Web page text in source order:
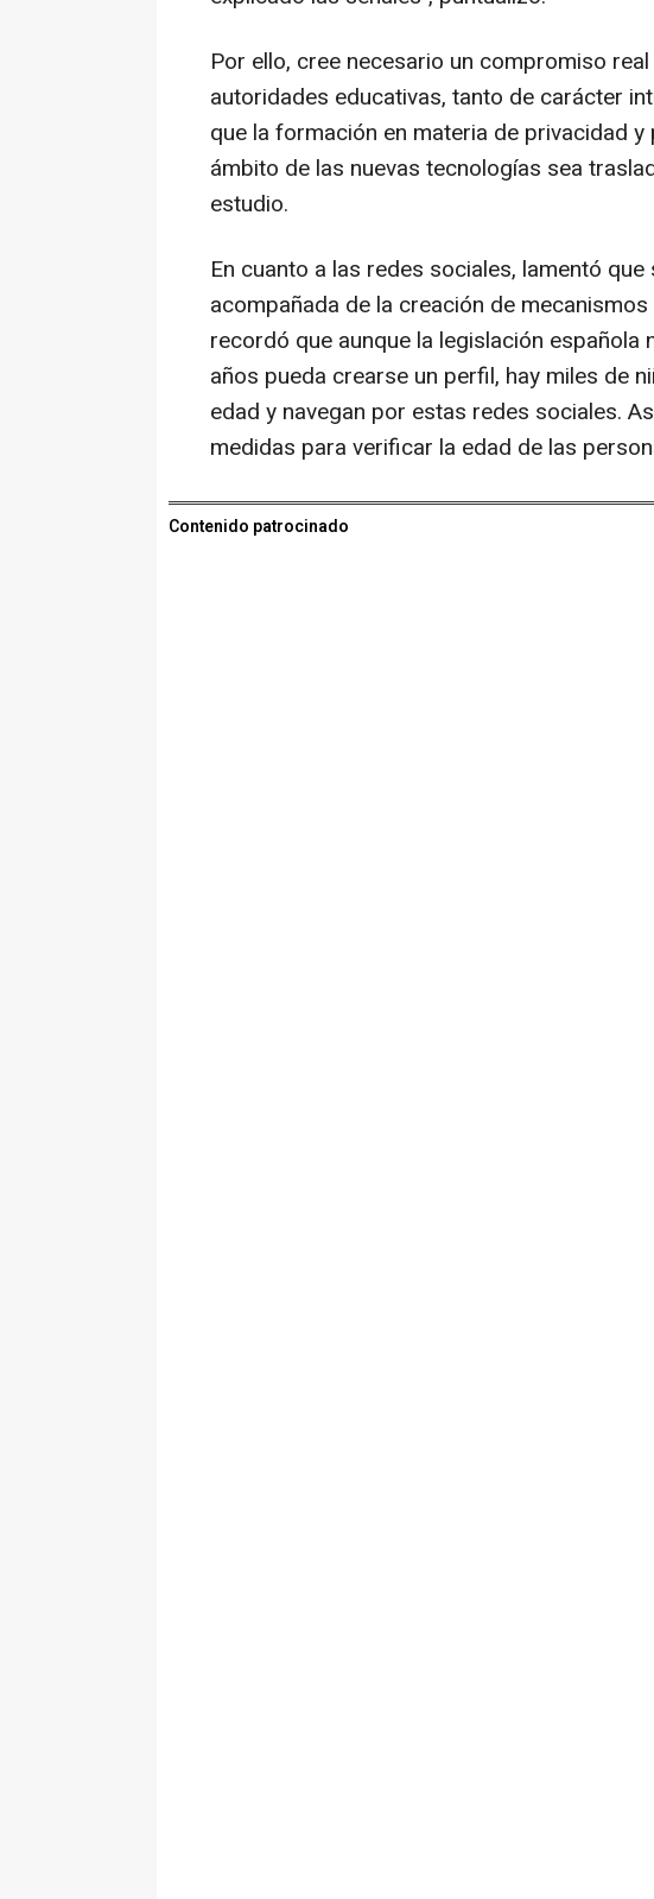
Por ello, cree necesario un compromiso
autoridades educativas, tanto de carácter
que la formación en materia de privacidad
ámbito de las nuevas tecnologías sea
estudio.
En cuanto a las redes sociales, lamentó
acompañada de la creación de
recordó que aunque la legislación
años pueda crearse un perfil, hay miles de
edad y navegan por estas redes sociales.
medidas para verificar la edad de las
Contenido patrocinado